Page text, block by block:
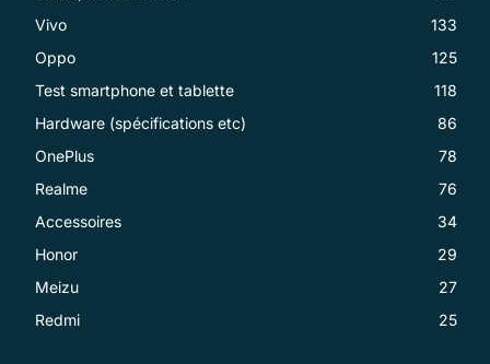
Vivo
133
Oppo
125
Test smartphone et tablette
118
Hardware (spécifications etc)
86
OnePlus
78
Realme
76
Accessoires
34
Honor
29
Meizu
27
Redmi
25